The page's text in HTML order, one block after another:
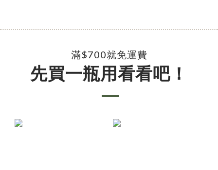
滿$700就免運費
先買一瓶用看看吧！